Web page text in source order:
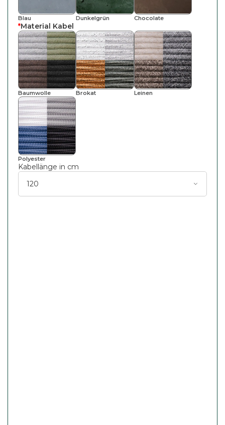
Blau Dunkelgrün Chocolate
*Material Kabel
Baumwolle Brokat Leinen
Polyester
Kabellänge in cm